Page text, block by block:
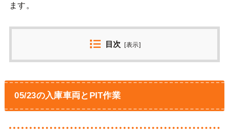
ます。
目次 [表示]
05/23の入庫車両とPIT作業